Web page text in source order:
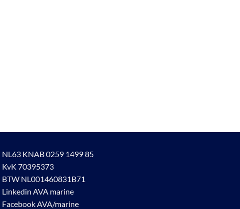
NL63 KNAB 0259 1499 85
KvK 70395373
BTW NL001460831B71
Linkedin AVA marine
Facebook AVA/marine